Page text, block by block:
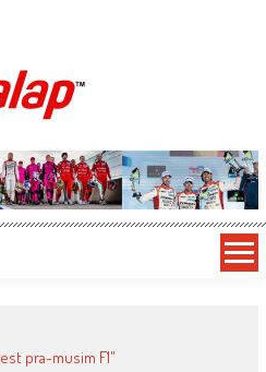
| Informasi Balap
LMP2 F1 dll
pra-musim F1"